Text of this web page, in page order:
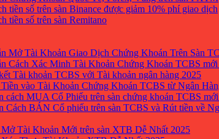
tiền số trên sàn Binance được giảm 10% phí giao dịch
tiền số trên sàn Remitano
Mở Tài Khoản Giao Dịch Chứng Khoán Trên Sàn
Cách Xác Minh Tài Khoản Chứng Khoán TCBS mới
Tài khoản TCBS với Tài khoản ngân hàng 2025
vào Tài Khoản Chứng Khoán TCBS từ Ngân
cách MUA Cổ Phiếu trên sàn chứng khoán TCBS
Cách BÁN Cổ phiếu trên sàn TCBS và Rút tiền về
Tài Khoản Mới trên sàn XTB Dễ Nhất 2025